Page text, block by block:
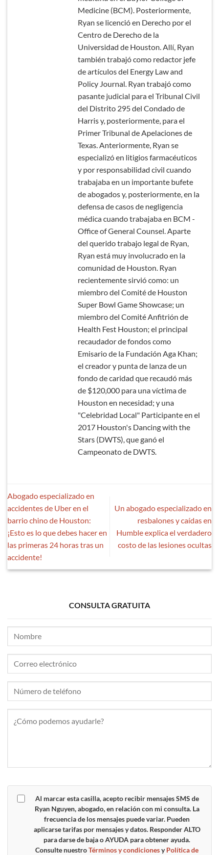
Medicine (BCM). Posteriormente,
Ryan se licenció en Derecho por el
Centro de Derecho de la
Universidad de Houston. Allí, Ryan
también trabajó como redactor jefe
de artículos del Energy Law and
Policy Journal. Ryan trabajó como
pasante judicial para el Tribunal Civil
del Distrito 295 del Condado de
Harris y, posteriormente, para el
Primer Tribunal de Apelaciones de
Texas. Anteriormente, Ryan se
especializó en litigios farmacéuticos
y por responsabilidad civil cuando
trabajaba en un importante bufete
de abogados y, posteriormente, en la
defensa de casos de negligencia
médica cuando trabajaba en BCM -
Office of General Counsel. Aparte
del querido trabajo legal de Ryan,
Ryan está muy involucrado en la
comunidad de Houston. Ryan
recientemente sirvió como: un
miembro del Comité de Houston
Super Bowl Game Showcase; un
miembro del Comité Anfitrión de
Health Fest Houston; el principal
recaudador de fondos como
Emisario de la Fundación Aga Khan;
el creador y punta de lanza de un
fondo de caridad que recaudó más
de $120,000 para una víctima de
Houston en necesidad; y una
"Celebridad Local" Participante en el
2017 Houston's Dancing with the
Stars (DWTS), que ganó el
Campeonato de DWTS.
Abogado especializado en
accidentes de Uber en el
barrio chino de Houston:
¡Esto es lo que debes hacer en
las primeras 24 horas tras un
accidente!
Un abogado especializado en
resbalones y caídas en
Humble explica el verdadero
costo de las lesiones ocultas
CONSULTA GRATUITA
Al marcar esta casilla, acepto recibir mensajes SMS de
Ryan Nguyen, abogado, en relación con mi consulta. La
frecuencia de los mensajes puede variar. Pueden
aplicarse tarifas por mensajes y datos. ResponderALTO
para darse de baja oAYUDA para obtener ayuda.
Consulte nuestroTérminos y condicionesyPolítica de